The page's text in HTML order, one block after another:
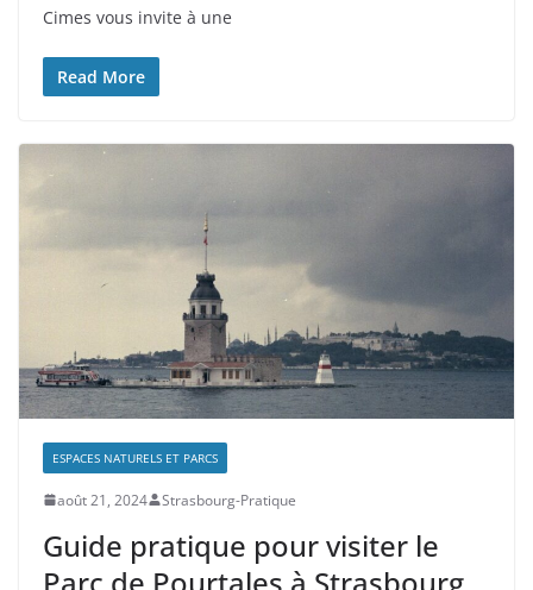
Cimes vous invite à une
Read More
ESPACES NATURELS ET PARCS
août 21, 2024 Strasbourg-Pratique
Guide pratique pour visiter le